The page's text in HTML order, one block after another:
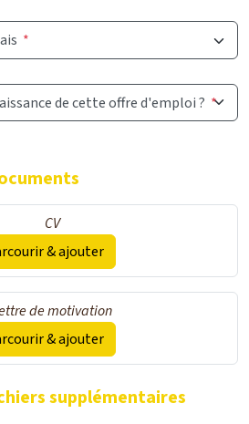
*
de cette offre d'emploi ? *
CV
& ajouter
de motivation
& ajouter
supplémentaires